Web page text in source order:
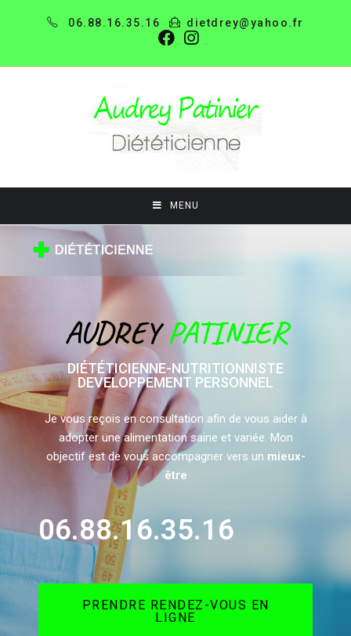
06.88.16.35.16 dietdrey@yahoo.fr
MENU
AUDREYPATINIER
DIÉTÉTICIENNE-NUTRITIONNISTE
DEVELOPPEMENT PERSONNEL
Je vous reçois en consultation afin de vous aider à
adopter une alimentation saine et variée. Mon
objectif est de vous accompagner vers un mieux-
être
06.88.16.35.16
PRENDRE RENDEZ-VOUS EN
LIGNE